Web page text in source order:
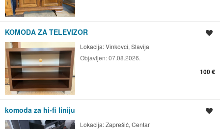
KOMODA ZA TELEVIZOR
Lokacija:Vinkovci, Slavija
Objavljen:07.08.2026.
100 €
komoda za hi-fi liniju
Lokacija:Zaprešić, Centar